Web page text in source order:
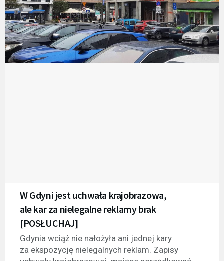
W Gdyni jest uchwała krajobrazowa,
ale kar za nielegalne reklamy brak
[POSŁUCHAJ]
Gdynia wciąż nie nałożyła ani jednej kary
za ekspozycję nielegalnych reklam. Zapisy